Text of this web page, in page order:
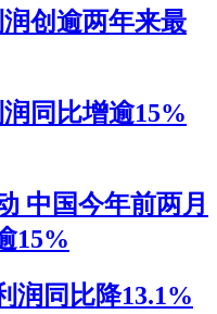
创逾两年来最
同比增逾15%
中国今年前两月
15%
润同比降13.1%